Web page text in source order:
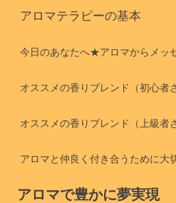
アロマテラピーの基本
今日のあなたへ★アロマからメッ
オススメの香りブレンド（初心者
オススメの香りブレンド（上級者
アロマと仲良く付き合うために大
アロマで豊かに夢実現